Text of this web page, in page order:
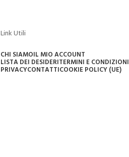
Link Utili
CHI SIAMOIL MIO ACCOUNT
LISTA DEI DESIDERITERMINI E CONDIZIONI
PRIVACYCONTATTICOOKIE POLICY (UE)